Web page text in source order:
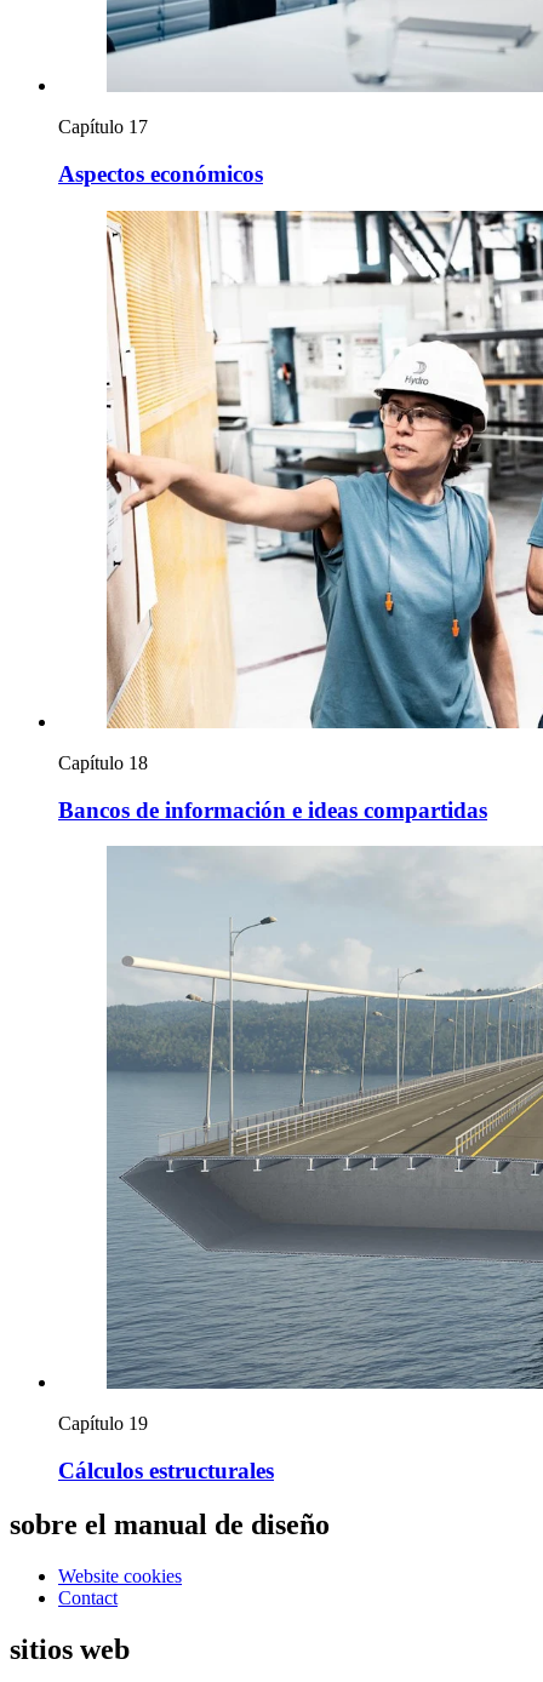
Capítulo 17
Aspectos económicos
Capítulo 18
Bancos de información e ideas compartidas
Capítulo 19
Cálculos estructurales
sobre el manual de diseño
Website cookies
Contact
sitios web